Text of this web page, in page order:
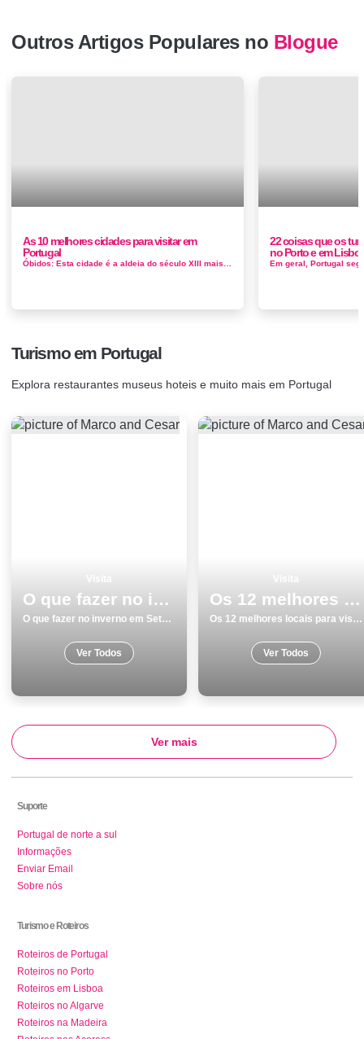
Outros Artigos Populares no Blogue
As 10 melhores cidades para visitar em
Portugal
22 coisas que os
no Porto e em
Turismo em Portugal
Explora restaurantes museus hoteis e muito mais em Portugal
O que fazer no inverno em SetÃºbal os 20 melhores locais
O que fazer no inverno em SetÃºbal os 20 melhores locais
Ver Todos
Os 12 melhores locais para visitar em Costa da Caparica
Os 12 melhores locais para visitar em Costa da Caparica
Ver Todos
Ver mais
Suporte
Portugal de norte a sul
Informações
Enviar Email
Sobre nós
Turismo e Roteiros
Roteiros de Portugal
Roteiros no Porto
Roteiros em Lisboa
Roteiros no Algarve
Roteiros na Madeira